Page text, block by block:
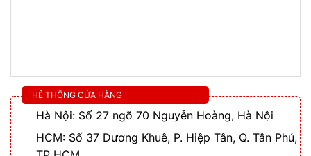
HỆ THỐNG CỬA HÀNG
Hà Nội: Số 27 ngõ 70 Nguyễn Hoàng, Hà Nội
HCM: Số 37 Dương Khuê, P. Hiệp Tân, Q. Tân Phú,